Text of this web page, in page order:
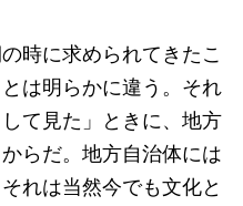
時に求められてきたこ
は明らかに違う。それ
て見た」ときに、地方
らだ。地方自治体には
れは当然今でも文化と